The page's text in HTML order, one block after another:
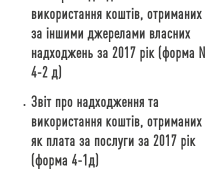
використання коштів, отриманих
за іншими джерелами власних
надходжень за 2017 рік (форма N
4-2 д)
Звіт про надходження та
використання коштів, отриманих
як плата за послуги за 2017 рік
(форма 4-1д)